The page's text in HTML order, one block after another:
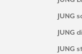
JUNG
JUNG
JUNG